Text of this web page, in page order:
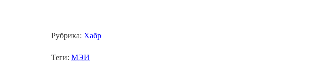
Рубрика: Хабр
Теги: МЭИ